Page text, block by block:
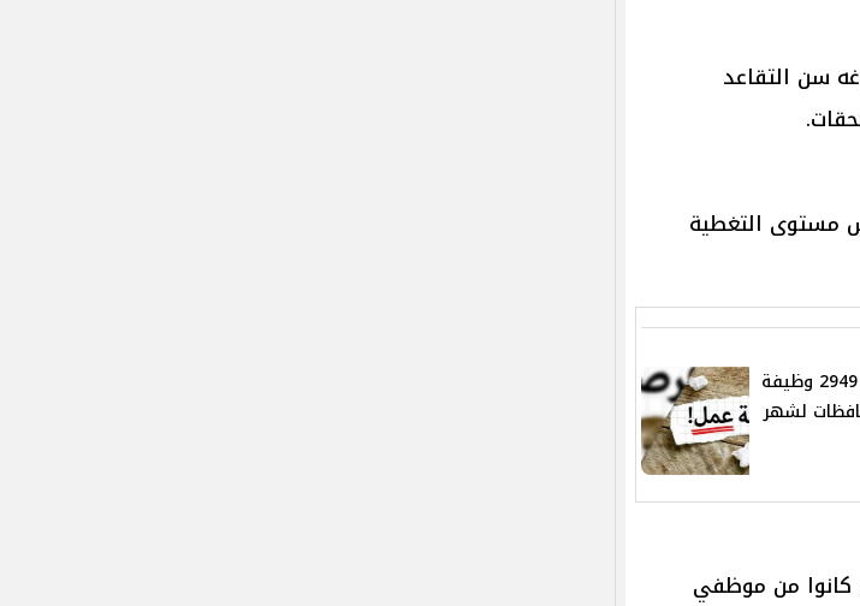
سن التقاعد
مستوى التغطية
وزارة العمل تعلن 2949 وظيفة
في 10 محافظات لشهر
كانوا من موظفي